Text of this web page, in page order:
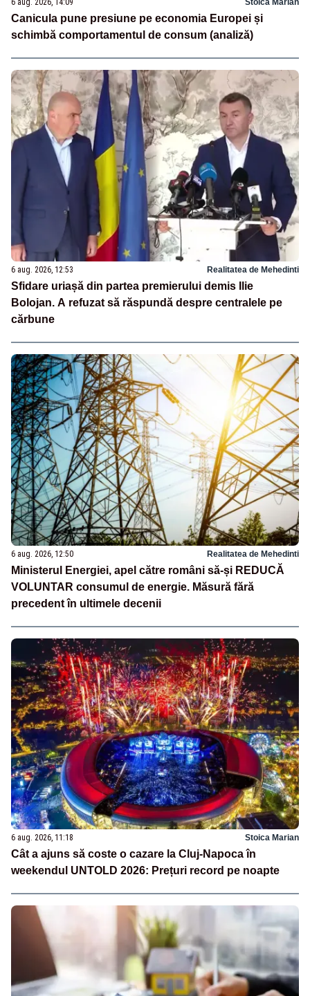
6 aug. 2026, 14:09 Stoica Marian
Canicula pune presiune pe economia Europei și
schimbă comportamentul de consum (analiză)
6 aug. 2026, 12:53 Realitatea de Mehedinti
Sfidare uriașă din partea premierului demis Ilie
Bolojan. A refuzat să răspundă despre centralele pe
cărbune
6 aug. 2026, 12:50 Realitatea de Mehedinti
Ministerul Energiei, apel către români să-și REDUCĂ
VOLUNTAR consumul de energie. Măsură fără
precedent în ultimele decenii
6 aug. 2026, 11:18 Stoica Marian
Cât a ajuns să coste o cazare la Cluj-Napoca în
weekendul UNTOLD 2026: Prețuri record pe noapte